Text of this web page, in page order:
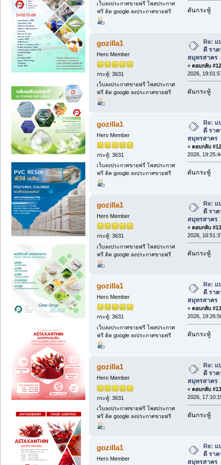
เว็บลงประกาศขายฟรี โพสประกาศ
ฟรี ติด google ลงประกาศขายฟรี
ดันกระทู้
gozilla1
Hero Member
กระทู้: 3631
เว็บลงประกาศขายฟรี โพสประกาศ
ฟรี ติด google ลงประกาศขายฟรี
Re: แ
ดี รา
สมุทรสาคร
« ตอบกลับ
2026,
ดันกระทู้
gozilla1
Hero Member
กระทู้: 3631
เว็บลงประกาศขายฟรี โพสประกาศ
ฟรี ติด google ลงประกาศขายฟรี
Re: แ
ดี ราค
สมุทรสาคร
« ตอบกลับ
2026,
ดันกระทู้
gozilla1
Hero Member
กระทู้: 3631
เว็บลงประกาศขายฟรี โพสประกาศ
ฟรี ติด google ลงประกาศขายฟรี
Re:
ดี รา
สมุทรสาคร
« ตอบกลับ
2026,
ดันกระทู้
gozilla1
Hero Member
กระทู้: 3631
เว็บลงประกาศขายฟรี โพสประกาศ
ฟรี ติด google ลงประกาศขายฟรี
Re:
ดี ราค
สมุทรสาคร
« ตอบกลับ
2026,
ดันกระทู้
gozilla1
Hero Member
กระทู้: 3631
เว็บลงประกาศขายฟรี โพสประกาศ
ฟรี ติด google ลงประกาศขายฟรี
Re:
ดี รา
สมุทรสาคร
« ตอบกลับ
2026,
ดันกระทู้
gozilla1
Hero Member
Re:
ดี ราค
สมุทรสาคร